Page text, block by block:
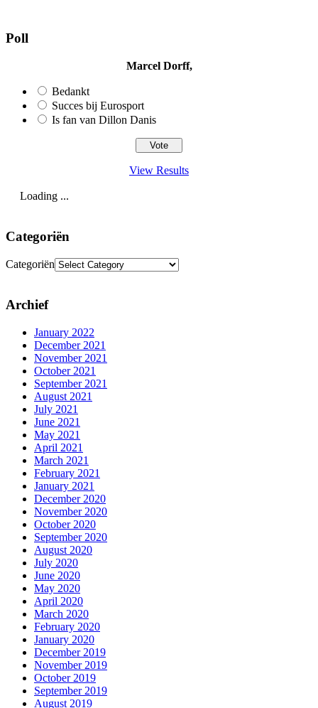
Poll
Marcel Dorff,
Bedankt
Succes bij Eurosport
Is fan van Dillon Danis
View Results
Loading ...
Categoriën
Categoriën
Archief
January 2022
December 2021
November 2021
October 2021
September 2021
August 2021
July 2021
June 2021
May 2021
April 2021
March 2021
February 2021
January 2021
December 2020
November 2020
October 2020
September 2020
August 2020
July 2020
June 2020
May 2020
April 2020
March 2020
February 2020
January 2020
December 2019
November 2019
October 2019
September 2019
August 2019